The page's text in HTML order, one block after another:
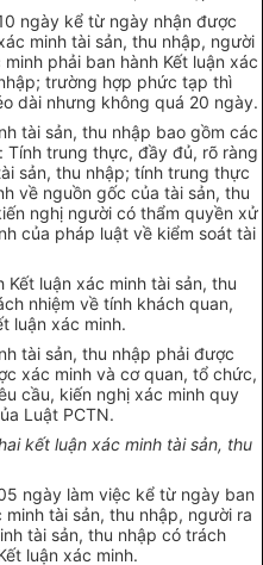
ngày kể từ ngày nhận được
minh tài sản, thu nhập, người
phải ban hành Kết luận xác
trường hợp phức tạp thì
dài nhưng không quá 20 ngày.
tài sản, thu nhập bao gồm các
Tính trung thực, đầy đủ, rõ ràng
sản, thu nhập; tính trung thực
về nguồn gốc của tài sản, thu
nghị người có thẩm quyền xử
của pháp luật về kiểm soát tài
Kết luận xác minh tài sản, thu
nhiệm về tính khách quan,
luận xác minh.
tài sản, thu nhập phải được
xác minh và cơ quan, tổ chức,
cầu, kiến nghị xác minh quy
Luật PCTN.
kết luận xác minh tài sản, thu
ngày làm việc kể từ ngày ban
minh tài sản, thu nhập, người ra
tài sản, thu nhập có trách
luận xác minh.